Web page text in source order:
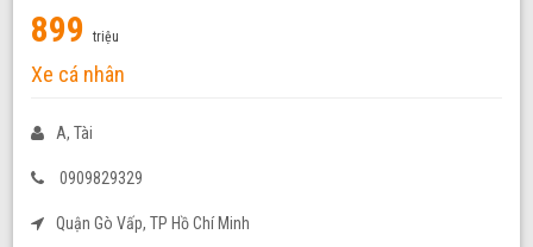
899triệu
Xe cá nhân
A, Tài
0909829329
Quận Gò Vấp, TP Hồ Chí Minh